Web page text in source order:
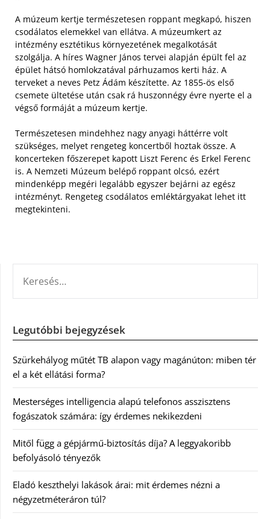
A múzeum kertje természetesen roppant megkapó, hiszen
csodálatos elemekkel van ellátva. A múzeumkert az
intézmény esztétikus környezetének megalkotását
szolgálja. A híres Wagner János tervei alapján épült fel az
épület hátsó homlokzatával párhuzamos kerti ház. A
terveket a neves Petz Ádám készítette. Az 1855-ös első
csemete ültetése után csak rá huszonnégy évre nyerte el a
végső formáját a múzeum kertje.
Természetesen mindehhez nagy anyagi háttérre volt
szükséges, melyet rengeteg koncertből hoztak össze. A
koncerteken főszerepet kapott Liszt Ferenc és Erkel Ferenc
is. A Nemzeti Múzeum belépő roppant olcsó, ezért
mindenképp megéri legalább egyszer bejárni az egész
intézményt. Rengeteg csodálatos emléktárgyakat lehet itt
megtekinteni.
Legutóbbi bejegyzések
Szürkehályog műtét TB alapon vagy magánúton: miben tér
el a két ellátási forma?
Mesterséges intelligencia alapú telefonos asszisztens
fogászatok számára: így érdemes nekikezdeni
Mitől függ a gépjármű-biztosítás díja? A leggyakoribb
befolyásoló tényezők
Eladó keszthelyi lakások árai: mit érdemes nézni a
négyzetméteráron túl?